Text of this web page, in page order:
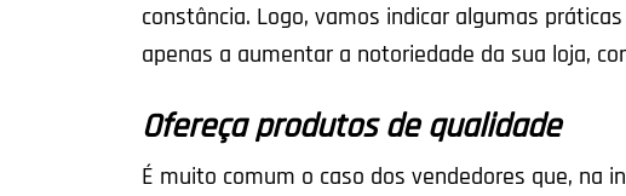
constância. Logo, vamos indicar algumas
apenas a aumentar a notoriedade da sua loja,
Ofereça produtos de qualidade
É muito comum o caso dos vendedores que, na